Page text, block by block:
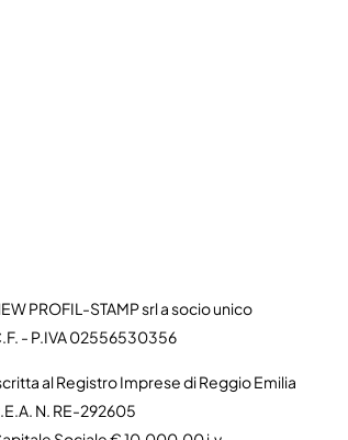
PROFIL-STAMP srl a socio unico
- P.IVA 02556530356
al Registro Imprese di Reggio Emilia
N. RE-292605